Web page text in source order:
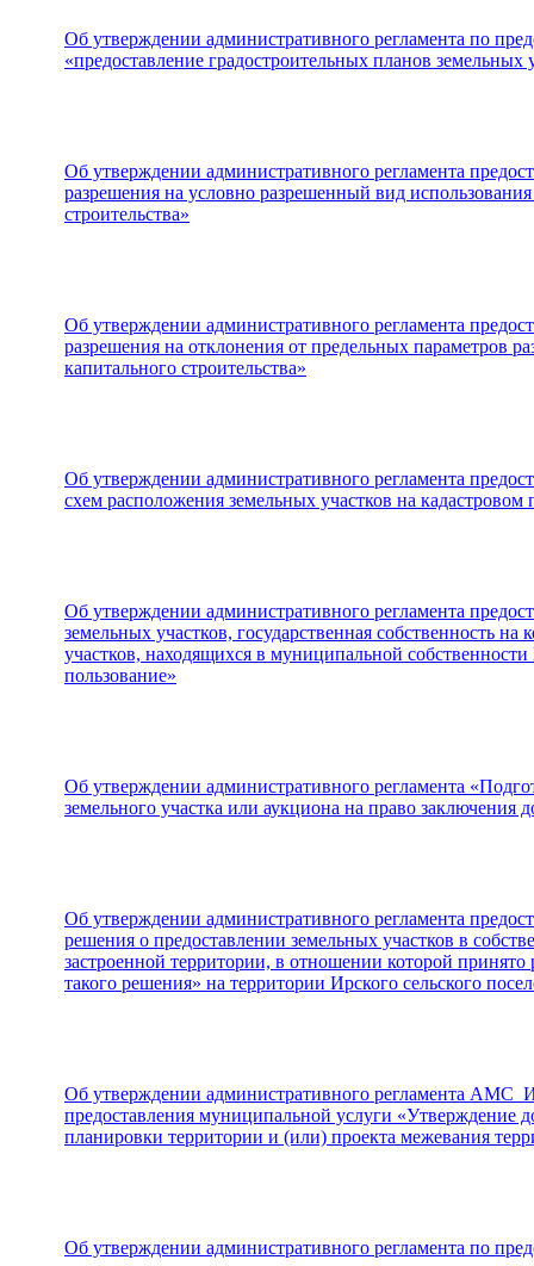
Об утверждении административного регламента по
«предоставление градостроительных планов земельных
Об утверждении административного регламента
разрешения на условно разрешенный вид
строительства»
Об утверждении административного регламента
разрешения на отклонения от предельных параметров
капитального строительства»
Об утверждении административного регламента
схем расположения земельных участков на кадастровом
Об утверждении административного регламента
земельных участков, государственная собственность
участков, находящихся в муниципальной собственности
пользование»
Об утверждении административного регламента
земельного участка или аукциона на право заключения
Об утверждении административного регламента
решения о предоставлении земельных участков в
застроенной территории, в отношении которой
такого решения» на территории Ирского сельского
Об утверждении административного регламента АМС
предоставления муниципальной услуги «Утверждение
планировки территории и (или) проекта межевания
Об утверждении административного регламента по